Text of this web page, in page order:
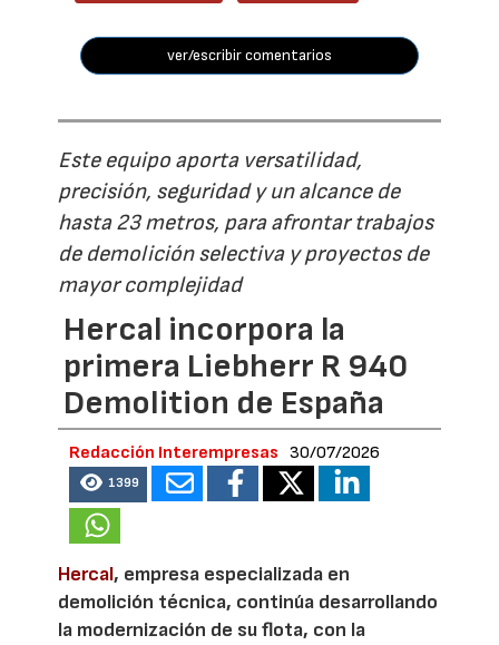
ver/escribir comentarios
Este equipo aporta versatilidad,
precisión, seguridad y un alcance de
hasta 23 metros, para afrontar trabajos
de demolición selectiva y proyectos de
mayor complejidad
Hercal incorpora la
primera Liebherr R 940
Demolition de España
Redacción Interempresas 30/07/2026
1399
Hercal, empresa especializada en
demolición técnica, continúa desarrollando
la modernización de su flota, con la